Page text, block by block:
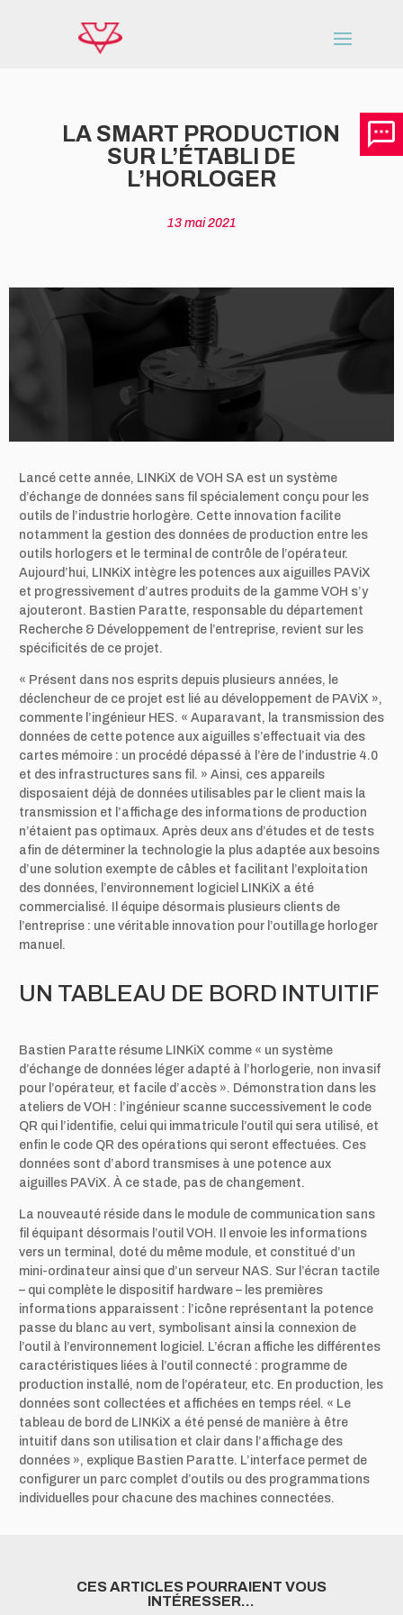
LA SMART PRODUCTION
SUR L’ÉTABLI DE
L’HORLOGER
13 mai 2021
Lancé cette année, LINKiX de VOH SA est un système
d’échange de données sans fil spécialement conçu pour les
outils de l’industrie horlogère. Cette innovation facilite
notamment la gestion des données de production entre les
outils horlogers et le terminal de contrôle de l’opérateur.
Aujourd’hui, LINKiX intègre les potences aux aiguilles PAViX
et progressivement d’autres produits de la gamme VOH s’y
ajouteront. Bastien Paratte, responsable du département
Recherche & Développement de l’entreprise, revient sur les
spécificités de ce projet.
« Présent dans nos esprits depuis plusieurs années, le
déclencheur de ce projet est lié au développement de PAViX »,
commente l’ingénieur HES. « Auparavant, la transmission des
données de cette potence aux aiguilles s’effectuait via des
cartes mémoire : un procédé dépassé à l’ère de l’industrie 4.0
et des infrastructures sans fil. » Ainsi, ces appareils
disposaient déjà de données utilisables par le client mais la
transmission et l’affichage des informations de production
n’étaient pas optimaux. Après deux ans d’études et de tests
afin de déterminer la technologie la plus adaptée aux besoins
d’une solution exempte de câbles et facilitant l’exploitation
des données, l’environnement logiciel LINKiX a été
commercialisé. Il équipe désormais plusieurs clients de
l’entreprise : une véritable innovation pour l’outillage horloger
manuel.
UN TABLEAU DE BORD INTUITIF
Bastien Paratte résume LINKiX comme « un système
d’échange de données léger adapté à l’horlogerie, non invasif
pour l’opérateur, et facile d’accès ». Démonstration dans les
ateliers de VOH : l’ingénieur scanne successivement le code
QR qui l’identifie, celui qui immatricule l’outil qui sera utilisé, et
enfin le code QR des opérations qui seront effectuées. Ces
données sont d’abord transmises à une potence aux
aiguilles PAViX. À ce stade, pas de changement.
La nouveauté réside dans le module de communication sans
fil équipant désormais l’outil VOH. Il envoie les informations
vers un terminal, doté du même module, et constitué d’un
mini-ordinateur ainsi que d’un serveur NAS. Sur l’écran tactile
– qui complète le dispositif hardware – les premières
informations apparaissent : l’icône représentant la potence
passe du blanc au vert, symbolisant ainsi la connexion de
l’outil à l’environnement logiciel. L’écran affiche les différentes
caractéristiques liées à l’outil connecté : programme de
production installé, nom de l’opérateur, etc. En production, les
données sont collectées et affichées en temps réel. « Le
tableau de bord de LINKiX a été pensé de manière à être
intuitif dans son utilisation et clair dans l’affichage des
données », explique Bastien Paratte. L’interface permet de
configurer un parc complet d’outils ou des programmations
individuelles pour chacune des machines connectées.
CES ARTICLES POURRAIENT VOUS
INTÉRESSER…